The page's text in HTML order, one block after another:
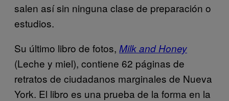
salen así sin ninguna clase de preparación o
estudios.
Su último libro de fotos, Milk and Honey
(Leche y miel), contiene 62 páginas de
retratos de ciudadanos marginales de Nueva
York. El libro es una prueba de la forma en la